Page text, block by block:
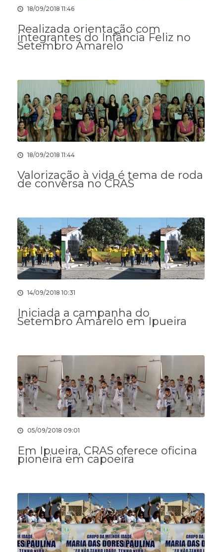
18/09/2018 11:46
Realizada orientação com
integrantes do Infância Feliz no
Setembro Amarelo
18/09/2018 11:44
Valorização à vida é tema de roda
de conversa no CRAS
14/09/2018 10:31
Iniciada a campanha do
Setembro Amarelo em Ipueira
05/09/2018 09:01
Em Ipueira, CRAS oferece oficina
pioneira em capoeira